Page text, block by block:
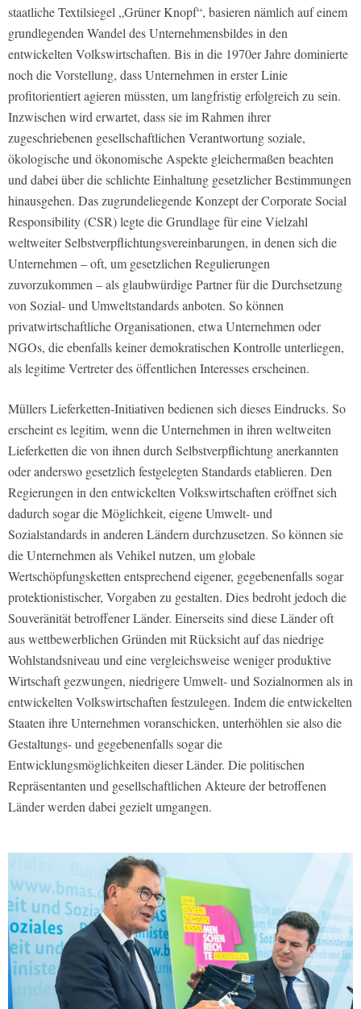
staatliche Textilsiegel „Grüner Knopf“, basieren nämlich auf einem
grundlegenden Wandel des Unternehmensbildes in den
entwickelten Volkswirtschaften. Bis in die 1970er Jahre dominierte
noch die Vorstellung, dass Unternehmen in erster Linie
profitorientiert agieren müssten, um langfristig erfolgreich zu sein.
Inzwischen wird erwartet, dass sie im Rahmen ihrer
zugeschriebenen gesellschaftlichen Verantwortung soziale,
ökologische und ökonomische Aspekte gleichermaßen beachten
und dabei über die schlichte Einhaltung gesetzlicher Bestimmungen
hinausgehen. Das zugrundeliegende Konzept der Corporate Social
Responsibility (CSR) legte die Grundlage für eine Vielzahl
weltweiter Selbstverpflichtungsvereinbarungen, in denen sich die
Unternehmen – oft, um gesetzlichen Regulierungen
zuvorzukommen – als glaubwürdige Partner für die Durchsetzung
von Sozial- und Umweltstandards anboten. So können
privatwirtschaftliche Organisationen, etwa Unternehmen oder
NGOs, die ebenfalls keiner demokratischen Kontrolle unterliegen,
als legitime Vertreter des öffentlichen Interesses erscheinen.
Müllers Lieferketten-Initiativen bedienen sich dieses Eindrucks. So
erscheint es legitim, wenn die Unternehmen in ihren weltweiten
Lieferketten die von ihnen durch Selbstverpflichtung anerkannten
oder anderswo gesetzlich festgelegten Standards etablieren. Den
Regierungen in den entwickelten Volkswirtschaften eröffnet sich
dadurch sogar die Möglichkeit, eigene Umwelt- und
Sozialstandards in anderen Ländern durchzusetzen. So können sie
die Unternehmen als Vehikel nutzen, um globale
Wertschöpfungsketten entsprechend eigener, gegebenenfalls sogar
protektionistischer, Vorgaben zu gestalten. Dies bedroht jedoch die
Souveränität betroffener Länder. Einerseits sind diese Länder oft
aus wettbewerblichen Gründen mit Rücksicht auf das niedrige
Wohlstandsniveau und eine vergleichsweise weniger produktive
Wirtschaft gezwungen, niedrigere Umwelt- und Sozialnormen als in
entwickelten Volkswirtschaften festzulegen. Indem die entwickelten
Staaten ihre Unternehmen voranschicken, unterhöhlen sie also die
Gestaltungs- und gegebenenfalls sogar die
Entwicklungsmöglichkeiten dieser Länder. Die politischen
Repräsentanten und gesellschaftlichen Akteure der betroffenen
Länder werden dabei gezielt umgangen.